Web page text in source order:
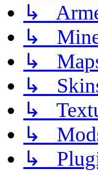
↳
↳
↳
↳
↳
↳
↳